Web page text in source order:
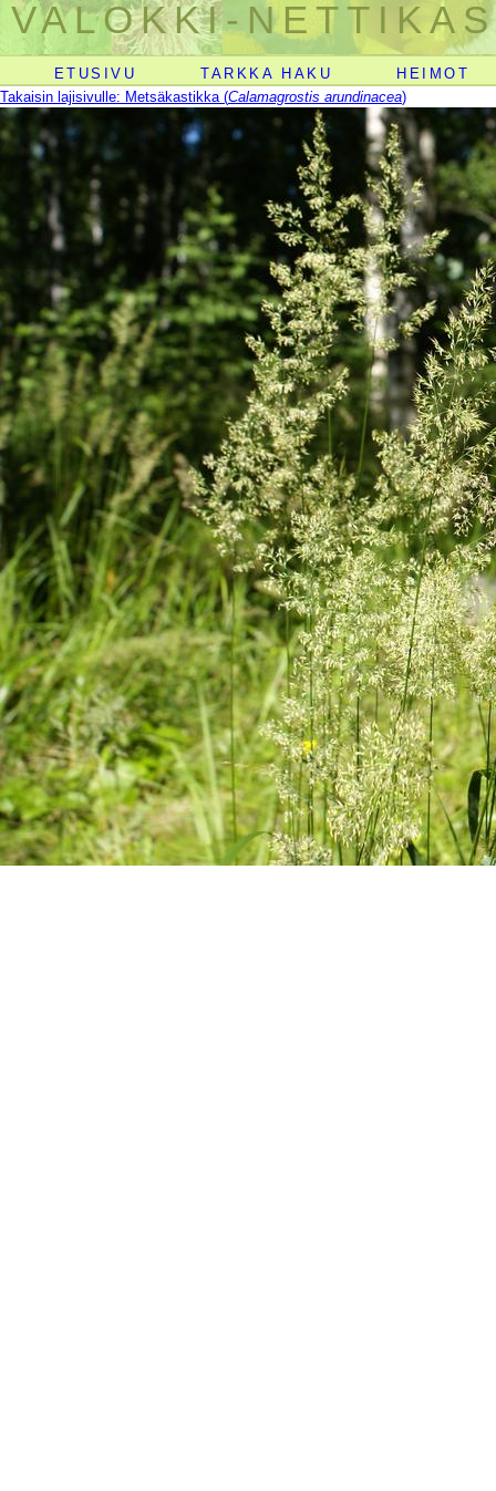
VALOKKI-
ETUSIVU TARKKA HAKU
HEIMOT
Takaisin lajisivulle: Metsäkastikka (Calamagrostis arundinacea)